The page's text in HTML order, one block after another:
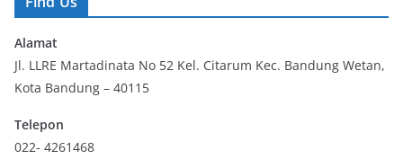
Alamat
Jl. LLRE Martadinata No 52 Kel. Citarum Kec. Bandung Wetan,
Kota Bandung – 40115
Telepon
022- 4261468